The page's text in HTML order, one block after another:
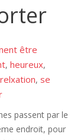
être
, heureux,
relxation, se
passent par le
endroit, pour